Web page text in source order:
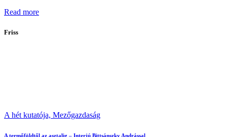
Read more
Friss
A hét kutatója, Mezőgazdaság
A termőföldtől az asztalig – Interjú Bittsánszky Andrással